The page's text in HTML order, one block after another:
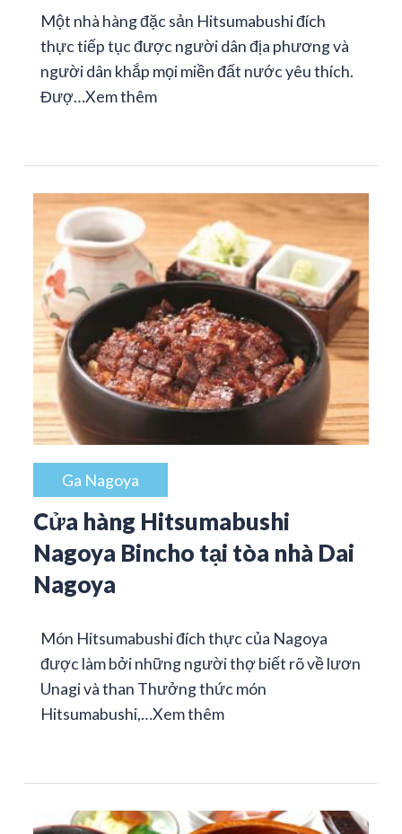
Một nhà hàng đặc sản Hitsumabushi đích
thực tiếp tục được người dân địa phương và
người dân khắp mọi miền đất nước yêu thích.
Đượ…Xem thêm
Ga Nagoya
Cửa hàng Hitsumabushi
Nagoya Bincho tại tòa nhà Dai
Nagoya
Món Hitsumabushi đích thực của Nagoya
được làm bởi những người thợ biết rõ về lươn
Unagi và than Thưởng thức món
Hitsumabushi,…Xem thêm